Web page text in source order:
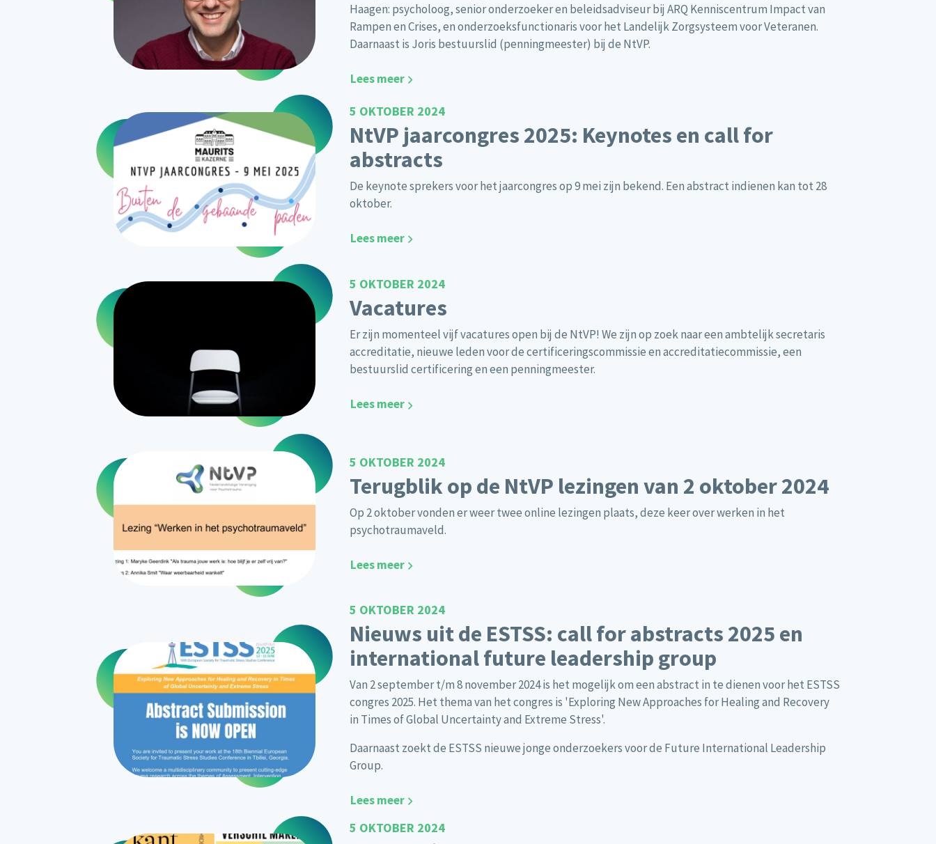
Haagen: psycholoog, senior onderzoeker en beleidsadviseur bij ARQ Kenniscentrum Impact van
Rampen en Crises, en onderzoeksfunctionaris voor het Landelijk Zorgsysteem voor Veteranen.
Daarnaast is Joris bestuurslid (penningmeester) bij de NtVP.
Lees meer
5 OKTOBER 2024
NtVP jaarcongres 2025: Keynotes en call for
abstracts
De keynote sprekers voor het jaarcongres op 9 mei zijn bekend. Een abstract indienen kan tot 28
oktober.
Lees meer
5 OKTOBER 2024
Vacatures
Er zijn momenteel vijf vacatures open bij de NtVP! We zijn op zoek naar een ambtelijk secretaris
accreditatie, nieuwe leden voor de certificeringscommissie en accreditatiecommissie, een
bestuurslid certificering en een penningmeester.
Lees meer
5 OKTOBER 2024
Terugblik op de NtVP lezingen van 2 oktober 2024
Op 2 oktober vonden er weer twee online lezingen plaats, deze keer over werken in het
psychotraumaveld.
Lees meer
5 OKTOBER 2024
Nieuws uit de ESTSS: call for abstracts 2025 en
international future leadership group
Van 2 september t/m 8 november 2024 is het mogelijk om een abstract in te dienen voor het ESTSS
congres 2025. Het thema van het congres is 'Exploring New Approaches for Healing and Recovery
in Times of Global Uncertainty and Extreme Stress'.
Daarnaast zoekt de ESTSS nieuwe jonge onderzoekers voor de Future International Leadership
Group.
Lees meer
5 OKTOBER 2024